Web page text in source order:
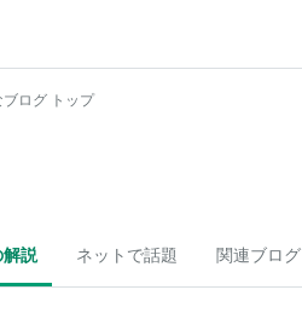
ブログ トップ
説 ネットで話題 関連ブログ